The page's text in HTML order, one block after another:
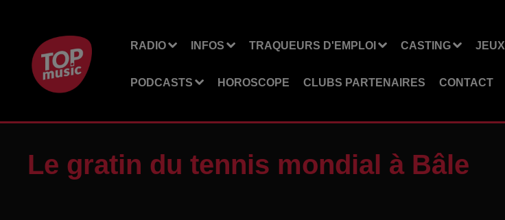
RADIO INFOS TRAQUEURS D'EMPLOI CASTING JEUX
PODCASTS HOROSCOPE CLUBS PARTENAIRES CONTACT
Le gratin du tennis mondial à Bâle